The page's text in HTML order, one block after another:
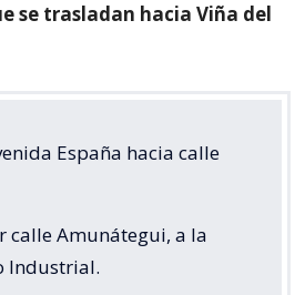
se trasladan hacia Viña del
España hacia calle
calle Amunátegui, a la
Industrial.